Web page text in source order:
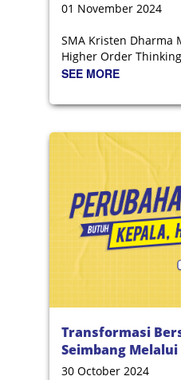
Berbasis HOTS
01 November 2024
SMA Kristen Dharma
Higher Order
SEE MORE
Transformasi
Seimbang Melalui
Hati, dan Tangan
30 October 2024